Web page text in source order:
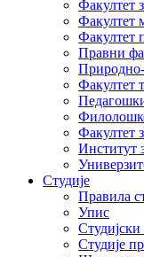
Факултет
Факултет
Факултет
Правни
Факултет
Факултет
Институт
Студије
Правила
Упис
Студије